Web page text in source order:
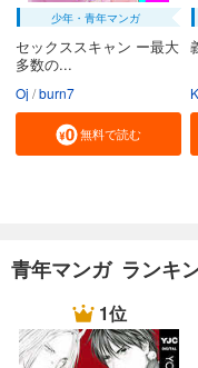
752 円 (税込)
あらすじを
BUNGO―
あらすじを表
BUNGO-
731円 (税込)
少年・青年マンガ
セックススキャン ー最大
多数の...
Oj burn7
無料で読む
青年マンガ ランキ
1位